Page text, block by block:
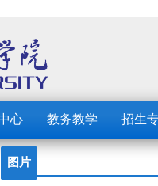
心 教务教学 招生
图片